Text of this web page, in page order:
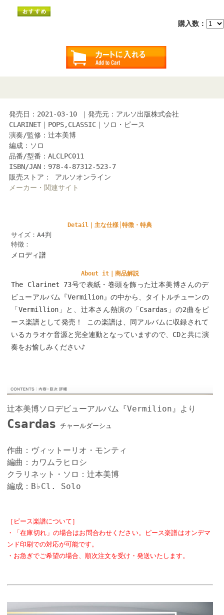
購入数：
発売日：2021-03-10 ｜発売元：アルソ出版株式会社
CLARINET｜POPS,CLASSIC｜ソロ・ピース
演奏/監修：辻本美博
編成：ソロ
品番/型番：ALCLPC011
ISBN/JAN：978-4-87312-523-7
販売ストア： アルソオンライン
メーカー・関連サイト
Detail｜主な仕様│特徴・特典
サイズ：A4判
特徴：
メロディ譜
About it｜商品解説
The Clarinet 73号で表紙・巻頭を飾った辻本美博さんのデ
ビューアルバム『Vermilion』の中から、タイトルチューンの
「Vermillion」と、辻本さん熱演の「Csardas」の2曲をピ
ース楽譜として発売！ この楽譜は、同アルバムに収録されて
いるカラオケ音源と完全連動となっていますので、CDと共に演
奏をお愉しみください♪
辻本美博ソロデビューアルバム『Vermilion』より
Csardas チャールダーシュ
作曲：ヴィットーリオ・モンティ
編曲：カワムラヒロシ
クラリネット・ソロ：辻本美博
編成：B♭Cl. Solo
［ピース楽譜について］
・「在庫切れ」の場合はお問合わせください。ピース楽譜はオンデマ
ンド印刷での対応が可能です。
・お急ぎでご希望の場合、順次注文を受け・発送いたします。